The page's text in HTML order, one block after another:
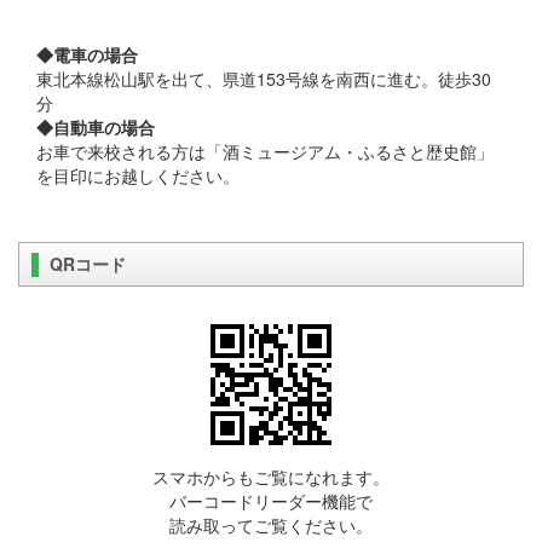
◆電車の場合
東北本線松山駅を出て、県道153号線を南西に進む。徒歩30
分
◆自動車の場合
お車で来校される方は「酒ミュージアム・ふるさと歴史館」
を目印にお越しください。
QRコード
スマホからもご覧になれます。
バーコードリーダー機能で
読み取ってご覧ください。